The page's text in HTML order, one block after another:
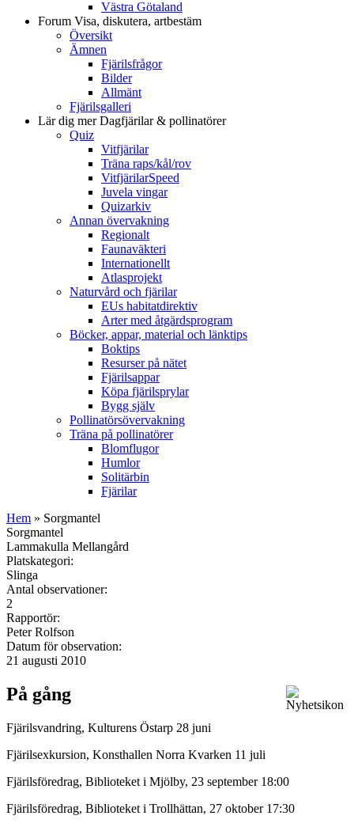
Västra Götaland
Forum Visa, diskutera, artbestäm
Översikt
Ämnen
Fjärilsfrågor
Bilder
Allmänt
Fjärilsgalleri
Lär dig merDagfjärilar & pollinatörer
Quiz
Vitfjärilar
Träna raps/kål/rov
VitfjärilarSpeed
Juvela vingar
Quizarkiv
Annan övervakning
Regionalt
Faunaväkteri
Internationellt
Atlasprojekt
Naturvård och fjärilar
EUs habitatdirektiv
Arter med åtgärdsprogram
Böcker, appar, material och länktips
Boktips
Resurser på nätet
Fjärilsappar
Köpa fjärilsprylar
Bygg själv
Pollinatörsövervakning
Träna på pollinatörer
Blomflugor
Humlor
Solitärbin
Fjärilar
Hem » Sorgmantel
Sorgmantel
Lammakulla Mellangård
Platskategori:
Slinga
Antal observationer:
2
Rapportör:
Peter Rolfson
Datum för observation:
21 augusti 2010
På gång
Fjärilsvandring, Kulturens Östarp 28 juni
Fjärilsexkursion, Konsthallen Norra Kvarken 11 juli
Fjärilsföredrag, Biblioteket i Mjölby, 23 september 18:00
Fjärilsföredrag, Biblioteket i Trollhättan, 27 oktober 17:30